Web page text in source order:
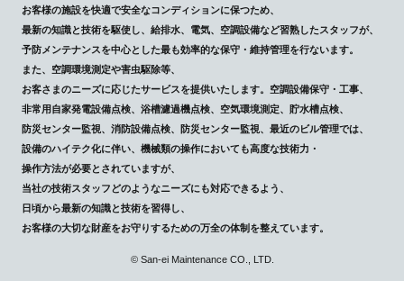
お客様の施設を快適で安全なコンディションに保つため、
最新の知識と技術を駆使し、給排水、電気、空調設備など習熟したスタッフが、
予防メンテナンスを中心とした最も効率的な保守・維持管理を行ないます。
また、空調環境測定や害虫駆除等、
お客さまのニーズに応じたサービスを提供いたします。空調設備保守・工事、
非常用自家発電設備点検、浴槽濾過機点検、空気環境測定、貯水槽点検、
防災センター監視、消防設備点検、防災センター監視、最近のビル管理では、
設備のハイテク化に伴い、機械類の操作においても高度な技術力・
操作方法が必要とされていますが、
当社の技術スタッフどのようなニーズにも対応できるよう、
日頃から最新の知識と技術を習得し、
お客様の大切な財産をお守りするための万全の体制を整えています。
© San-ei Maintenance CO., LTD.